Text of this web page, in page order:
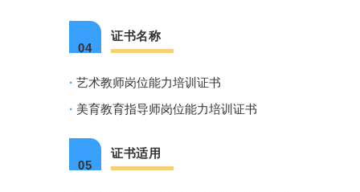
04
证书名称
· 艺术教师岗位能力培训证书
· 美育教育指导师岗位能力培训证书
05
证书适用